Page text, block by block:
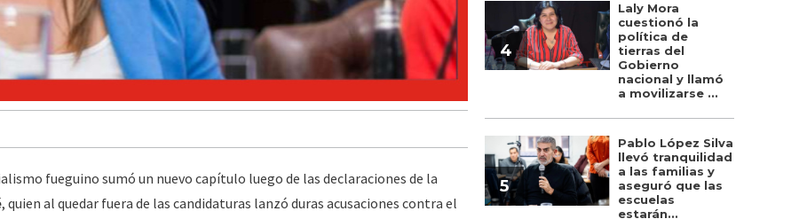
fueguino sumó un nuevo capítulo luego de las declaraciones de la
, quien al quedar fuera de las candidaturas lanzó duras acusaciones contra el
4
Laly Mora
cuestionó la
política de
tierras del
Gobierno
nacional y llamó
a movilizarse ...
5
Pablo López Silva
llevó tranquilidad
a las familias y
aseguró que las
escuelas
estarán...